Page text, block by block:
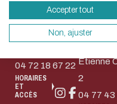
vous
Merci
Collongue
04 72 18 67 22
HORAIRES
ET
ACCÈS
58, rue
Parot
42023
Etienne
2
04 77 43
Accepter tout
Non, ajuster